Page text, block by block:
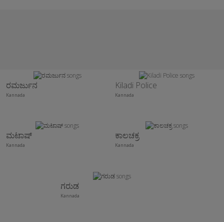
ರಮರ್ಜುನ
Kannada
Kiladi Police
Kannada
ಮಟಾಷ್
Kannada
ಕಾಲಚಕ್ರ
Kannada
ಗರುಡ
Kannada